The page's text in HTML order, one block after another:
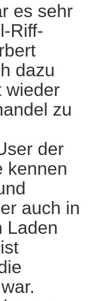
es sehr
Riff-
dazu
wieder
zu
der
kennen
auch in
Laden